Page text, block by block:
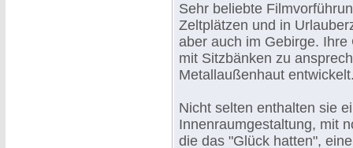
Sehr beliebte
Zeltplätzen und in
aber auch im Gebirge.
mit Sitzbänken zu
Metallaußenhaut
Nicht selten enthalten sie
Innenraumgestaltung, mit
die das "Glück hatten",